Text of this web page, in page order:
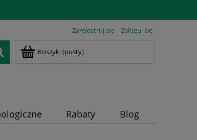
Zarejestruj się Zaloguj się
Koszyk:(pusty)
Rabaty Blog